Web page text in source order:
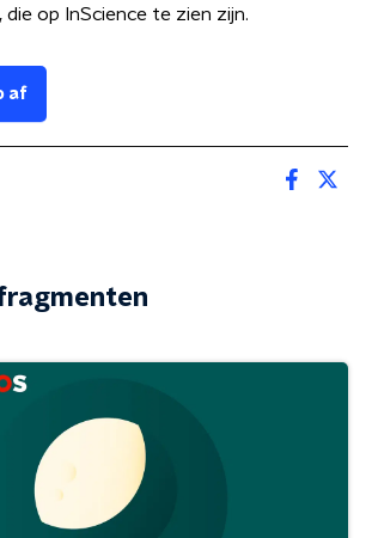
op InScience te zien zijn.
af